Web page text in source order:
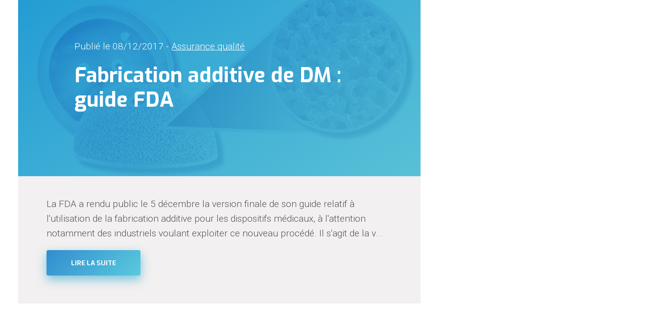
Publié le 08/12/2017 -Assurance qualité
Fabrication additive de DM :
guide FDA
La FDA a rendu public le 5 décembre la version finale de son guide relatif à
l'utilisation de la fabrication additive pour les dispositifs médicaux, à l'attention
notamment des industriels voulant exploiter ce nouveau procédé. Il s'agit de la v...
LIRE LA SUITE